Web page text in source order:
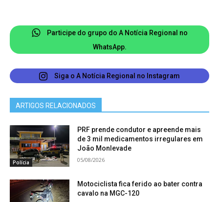
Participe do grupo do A Notícia Regional no
WhatsApp.
Siga o A Notícia Regional no Instagram
ARTIGOS RELACIONADOS
Polícia
PRF prende condutor e apreende mais
de 3 mil medicamentos irregulares em
João Monlevade
05/08/2026
Motociclista fica ferido ao bater contra
cavalo na MGC-120